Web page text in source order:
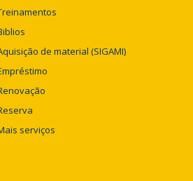
de material (SIGAMI)
serviços